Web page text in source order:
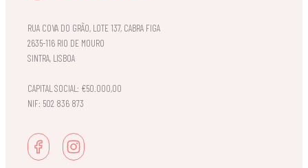
RUA COVA DO GRÃO, LOTE 137, CABRA FIGA
2635-116 RIO DE MOURO
SINTRA, LISBOA
CAPITAL SOCIAL: €50.000,00
NIF: 502 836 873